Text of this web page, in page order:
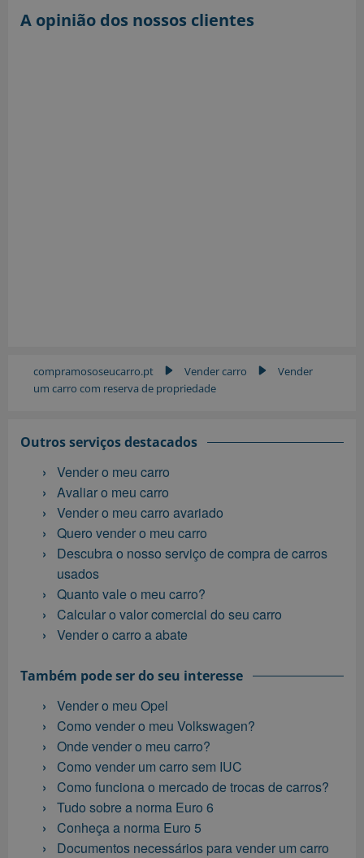
A opinião dos nossos clientes
compramososeucarro.pt Vender carro
Vender
um carro com reserva de propriedade
Outros serviços destacados
Vender o meu carro
Avaliar o meu carro
Vender o meu carro avariado
Quero vender o meu carro
Descubra o nosso serviço de compra de carros
usados
Quanto vale o meu carro?
Calcular o valor comercial do seu carro
Vender o carro a abate
Também pode ser do seu interesse
Vender o meu Opel
Como vender o meu Volkswagen?
Onde vender o meu carro?
Como vender um carro sem IUC
Como funciona o mercado de trocas de carros?
Tudo sobre a norma Euro 6
Conheça a norma Euro 5
Documentos necessários para vender um carro